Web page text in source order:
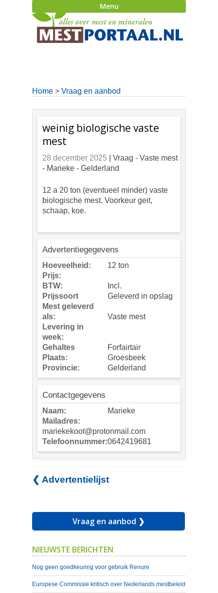
Menu
Home > Vraag en aanbod
weinig biologische vaste
mest
28 december 2025 | Vraag - Vaste mest
- Marieke - Gelderland
12 a 20 ton (eventueel minder) vaste
biologische mest. Voorkeur geit,
schaap, koe.
Advertentiegegevens
Hoeveelheid:
12 ton
Prijs:
BTW:
Incl.
Prijssoort
Geleverd in opslag
Mest geleverd
als:
Vaste mest
Levering in
week:
Gehaltes
Forfairtair
Plaats:
Groesbeek
Provincie:
Gelderland
Contactgegevens
Naam:
Marieke
Mailadres:
mariekekoot@protonmail.com
Telefoonnummer:0642419681
❮ Advertentielijst
Vraag en aanbod ❯
NIEUWSTE BERICHTEN
Nog geen goedkeuring voor gebruik Renure
Europese Commissie kritisch over Nederlands mestbeleid